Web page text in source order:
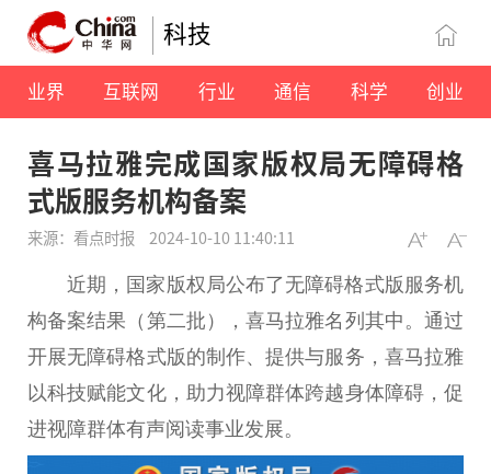
科技
业界 互联网 行业 通信 科学 创业
喜马拉雅完成国家版权局无障碍格
式版服务机构备案
来源：看点时报 2024-10-10 11:40:11
近期，国家版权局公布了无障碍格式版服务机
构备案结果（第二批），喜马拉雅名列其中。通过
开展无障碍格式版的制作、提供与服务，喜马拉雅
以科技赋能文化，助力视障群体跨越身体障碍，促
进视障群体有声阅读事业发展。